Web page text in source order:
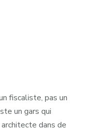
fiscaliste, pas un
un gars qui
dans de